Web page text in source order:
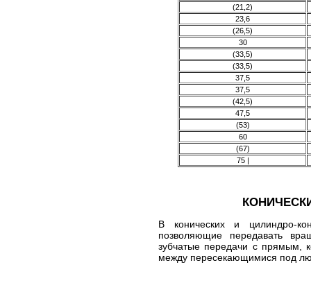
(21,2)
23,6
(26,5)
30
(33,5)
(33,5)
37,5
37,5
(42,5)
47,5
(53)
60
(67)
75 |
В конических и цилиндро-
позволяющие передавать
зубчатые передачи с прямым,
между пересекающимися под